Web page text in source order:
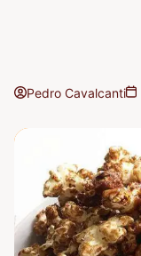
Pedro Cavalcanti